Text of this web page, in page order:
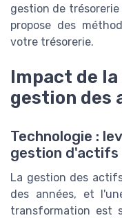
gestion de
propose des
votre trésorerie.
Impact de
gestion des
Technologie :
gestion d'actifs
La gestion des
des années, et
transformation est